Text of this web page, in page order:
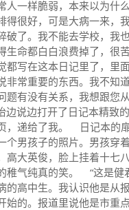
人一样脆弱，本来以为什
得很好，可是大病一来，
破了。我不能去学校，我
生命都白白浪费掉了，很
都写在这本日记里了，里
非常重要的东西。我不知
题有没有关系，我想跟您
说边打开了日记本精致的
，递给了我。 日记本的
个男孩子的照片。男孩穿
高大英俊，脸上挂着十七
稚气纯真的笑。 “这是健
的高中生。我认识他是从
始的。报道里说他是市重